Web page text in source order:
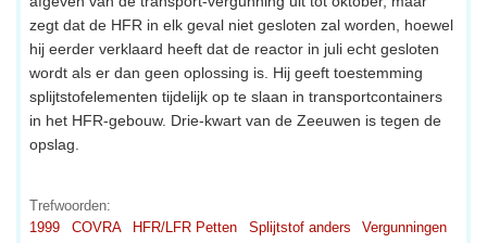
zegt dat de HFR in elk geval niet gesloten zal worden, hoewel
hij eerder verklaard heeft dat de reactor in juli echt gesloten
wordt als er dan geen oplossing is. Hij geeft toestemming
splijtstofelementen tijdelijk op te slaan in transportcontainers
in het HFR-gebouw. Drie-kwart van de Zeeuwen is tegen de
opslag.
Trefwoorden:
1999
COVRA HFR/LFR Petten Splijtstof anders Vergunningen